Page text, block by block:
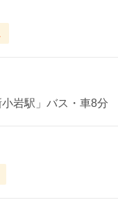
小岩駅」バス・車8分